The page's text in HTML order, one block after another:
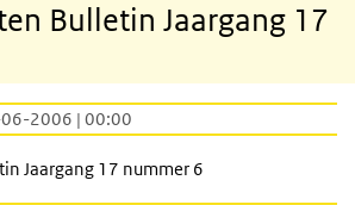
Bulletin Jaargang 17
2006 | 00:00
Jaargang 17 nummer 6